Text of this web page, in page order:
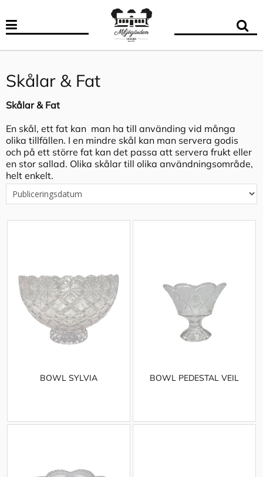
Skålar & Fat
Skålar & Fat
En skål, ett fat kan man ha till använding vid många
olika tillfällen. I en mindre skål kan man servera godis
och på ett större fat kan det passa att servera frukt eller
en stor sallad. Olika skålar till olika användningsområde,
helt enkelt.
BOWL SYLVIA BOWL PEDESTAL VEIL